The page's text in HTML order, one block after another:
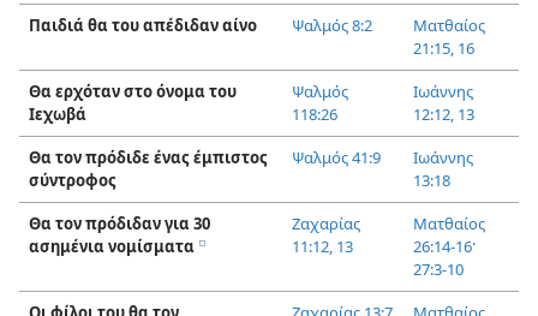
Παιδιά θα του απέδιδαν αίνο
Ψαλμός 8:2
Ματθαίος
21:15, 16
Θα ερχόταν στο όνομα του
Ιεχωβά
Ψαλμός
118:26
Ιωάννης
12:12, 13
Θα τον πρόδιδε ένας έμπιστος
σύντροφος
Ψαλμός 41:9
Ιωάννης
13:18
Θα τον πρόδιδαν για 30
ασημένια νομίσματα e
Ζαχαρίας
11:12, 13
Ματθαίος
26:14-16·
27:3-10